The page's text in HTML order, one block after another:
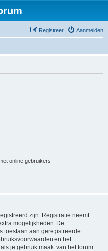
Aanmelden
Registreer
online gebruikers
zijn. Registratie neemt
mogelijkheden. De
toestaan aan geregistreerde
en het
je gebruik maakt van het forum.